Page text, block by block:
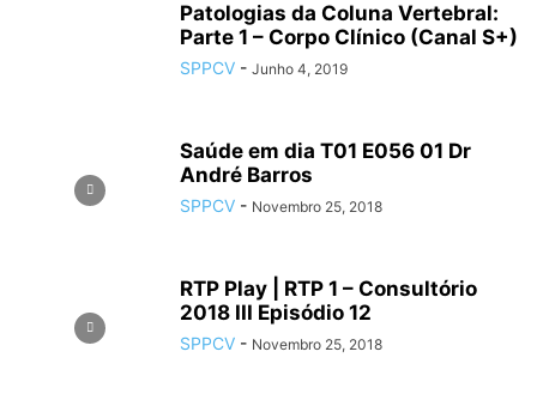
Patologias da Coluna Vertebral:
Parte 1 – Corpo Clínico (Canal S+)
SPPCV - Junho 4, 2019
Saúde em dia T01 E056 01 Dr
André Barros
SPPCV - Novembro 25, 2018
RTP Play | RTP 1 – Consultório
2018 III Episódio 12
SPPCV - Novembro 25, 2018